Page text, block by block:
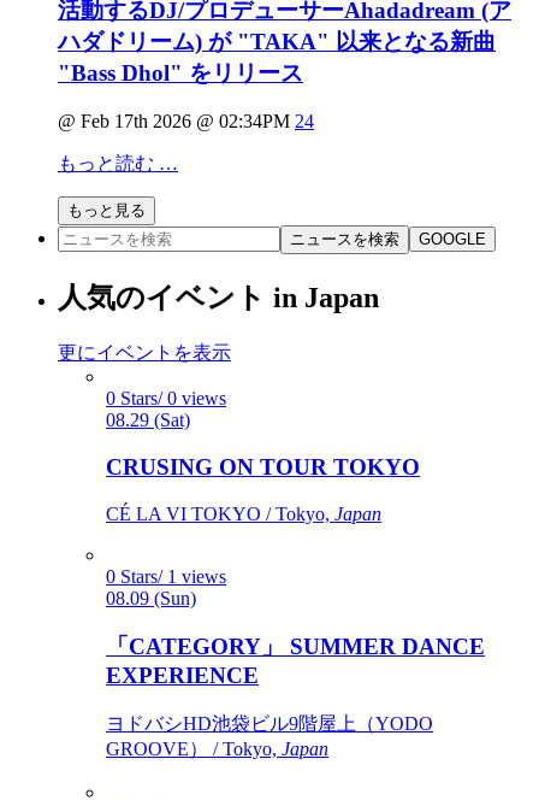
活動するDJ/プロデューサーAhadadream (ア
ハダドリーム) が "TAKA" 以来となる新曲
"Bass Dhol" をリリース
@ Feb 17th 2026 @ 02:34PM 24
もっと読む …
もっと見る
ニュースを検索
GOOGLE
人気のイベント in Japan
更にイベントを表示
0 Stars/ 0 views
08.29 (Sat)
CRUSING ON TOUR TOKYO
CÉ LA VI TOKYO / Tokyo, Japan
0 Stars/ 1 views
08.09 (Sun)
「CATEGORY」 SUMMER DANCE
EXPERIENCE
ヨドバシHD池袋ビル9階屋上（YODO
GROOVE） / Tokyo, Japan